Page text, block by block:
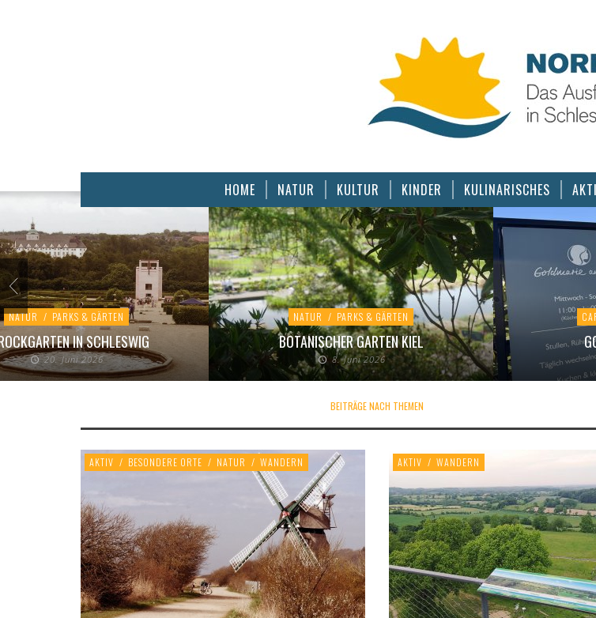
HOME NATUR KULTUR KINDER KULINARISCHES
NATUR / PARKS & GÄRTEN
IN SCHLESWIG
20. Juni 2026
NATUR / PARKS & GÄRTEN
BOTANISCHER GARTEN KIEL
8. Juni 2026
BEITRÄGE NACH THEMEN
AKTIV / BESONDERE ORTE / NATUR / WANDERN AKTIV / WANDERN